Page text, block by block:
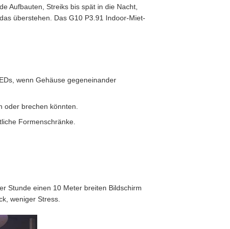
Aufbauten, Streiks bis spät in die Nacht,
überstehen. Das G10 P3.91 Indoor-Miet-
wenn Gehäuse gegeneinander
oder brechen könnten.
Formenschränke.
Stunde einen 10 Meter breiten Bildschirm
weniger Stress.